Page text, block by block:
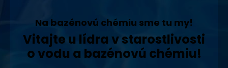
Na bazénovú chémiu sme tu my!
Vitajte u lídra v starostlivosti
o vodu a bazénovú chémiu!